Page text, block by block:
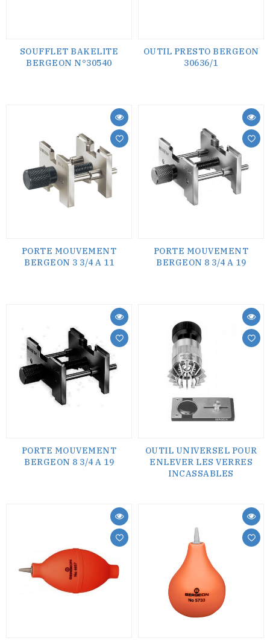
SOUFFLET BAKELITE
BERGEON N°30540
OUTIL PRESTO BERGEON
30636/1
PORTE MOUVEMENT
BERGEON 3 3/4 A 11
PORTE MOUVEMENT
BERGEON 8 3/4 A 19
PORTE MOUVEMENT
BERGEON 8 3/4 A 19
OUTIL UNIVERSEL POUR
ENLEVER LES VERRES
INCASSABLES